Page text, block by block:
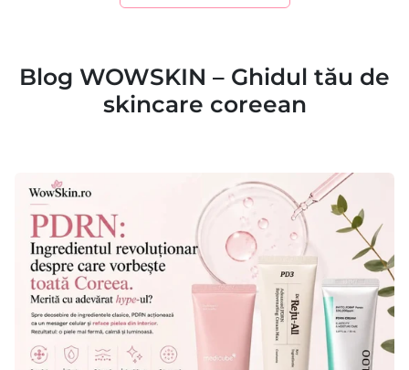
Blog WOWSKIN – Ghidul tău de
skincare coreean